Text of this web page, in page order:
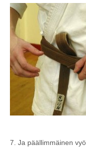
7. Ja päällimmäinen